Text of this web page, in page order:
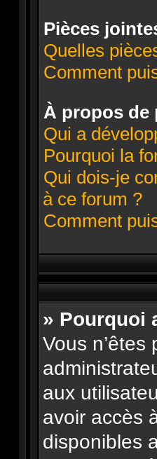
Pièces
Quelles
Comment
À propos de
Qui a
Pourquoi la
Qui dois-je
à ce forum ?
Comment
» Pourquoi
Vous n’êtes
aux
avoir accès
disponibles